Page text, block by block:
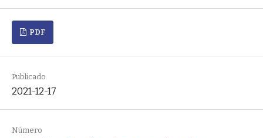
PDF
Publicado
2021-12-17
Número